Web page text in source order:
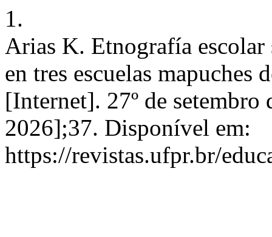
1.
Arias K. Etnografía
en tres escuelas
[Internet]. 27º de setembro
2026];37. Disponível em:
https://revistas.ufpr.br/